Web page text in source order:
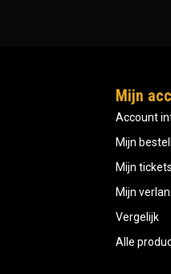
Mijn
Account
Mijn
Mijn tickets
Mijn
Vergelijk
Alle